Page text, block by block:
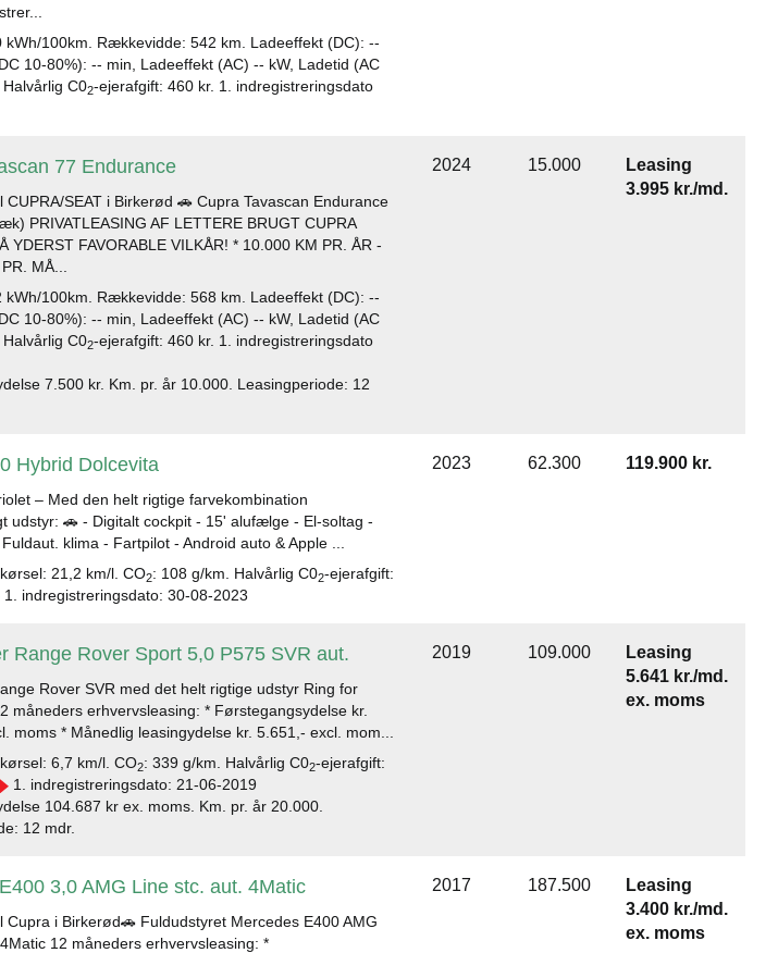
kWh/100km. Rækkevidde: 542 km. Ladeeffekt (DC): --
10-80%): -- min, Ladeeffekt (AC) -- kW, Ladetid (AC
C02-ejerafgift: 460 kr. 1. indregistreringsdato
77 Endurance
CUPRA/SEAT i Birkerød 🚗 Cupra Tavascan Endurance
PRIVATLEASING AF LETTERE BRUGT CUPRA
YDERST FAVORABLE VILKÅR! * 10.000 KM PR. ÅR -
MÅ...
kWh/100km. Rækkevidde: 568 km. Ladeeffekt (DC): --
10-80%): -- min, Ladeeffekt (AC) -- kW, Ladetid (AC
C02-ejerafgift: 460 kr. 1. indregistreringsdato
7.500 kr. Km. pr. år 10.000. Leasingperiode: 12
2024 15.000
Leasing
3.995 kr./md.
Hybrid Dolcevita
– Med den helt rigtige farvekombination
udstyr: 🚗 - Digitalt cockpit - 15' alufælge - El-soltag -
klima - Fartpilot - Android auto & Apple ...
21,2 km/l. CO2: 108 g/km. Halvårlig C02-ejerafgift:
1. indregistreringsdato: 30-08-2023
2023 62.300 119.900 kr.
Range Rover Sport 5,0 P575 SVR aut.
Rover SVR med det helt rigtige udstyr Ring for
måneders erhvervsleasing: * Førstegangsydelse kr.
moms * Månedlig leasingydelse kr. 5.651,- excl. mom...
6,7 km/l. CO2: 339 g/km. Halvårlig C02-ejerafgift:
1. indregistreringsdato: 21-06-2019
104.687 kr ex. moms. Km. pr. år 20.000.
12 mdr.
2019 109.000
Leasing
5.641 kr./md.
ex. moms
3,0 AMG Line stc. aut. 4Matic
Cupra i Birkerød🚗 Fuldudstyret Mercedes E400 AMG
12 måneders erhvervsleasing: *
2017 187.500
Leasing
3.400 kr./md.
ex. moms